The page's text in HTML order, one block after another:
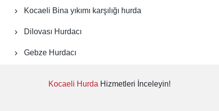
Kocaeli Hurda Fiyatları
Kocaeli Fabrika Sökümü
Kocaeli Hurda Yerler
Kocaeli Bina yıkımı karşılığı hurda
Dilovası Hurdacı
Gebze Hurdacı
Kocaeli Hurda Hizmetleri İnceleyin!